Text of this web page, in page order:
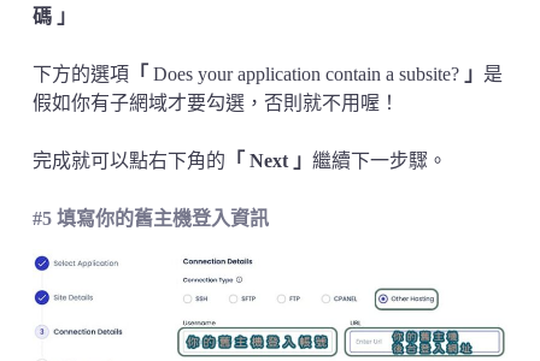
碼 」
下方的選項 「 Does your application contain a subsite? 」 是
假如你有子網域才要勾選，否則就不用喔！
完成就可以點右下角的 「 Next 」 繼續下一步驟。
#5 填寫你的舊主機登入資訊